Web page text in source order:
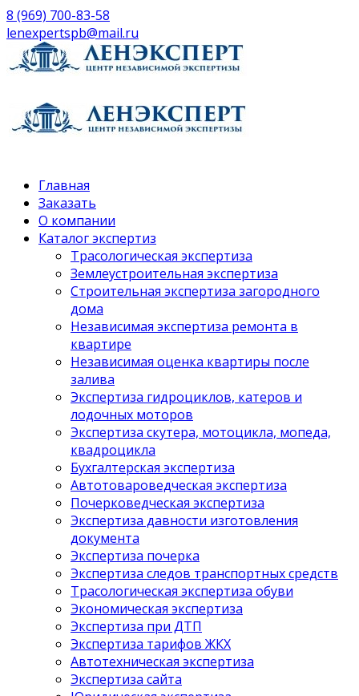
8 (969) 700-83-58
lenexpertspb@mail.ru
Главная
Заказать
О компании
Каталог экспертиз
Трасологическая экспертиза
Землеустроительная экспертиза
Строительная экспертиза загородного
дома
Независимая экспертиза ремонта в
квартире
Независимая оценка квартиры после
залива
Экспертиза гидроциклов, катеров и
лодочных моторов
Экспертиза скутера, мотоцикла, мопеда,
квадроцикла
Бухгалтерская экспертиза
Автотовароведческая экспертиза
Почерковедческая экспертиза
Экспертиза давности изготовления
документа
Экспертиза почерка
Экспертиза следов транспортных средств
Трасологическая экспертиза обуви
Экономическая экспертиза
Экспертиза при ДТП
Экспертиза тарифов ЖКХ
Автотехническая экспертиза
Экспертиза сайта